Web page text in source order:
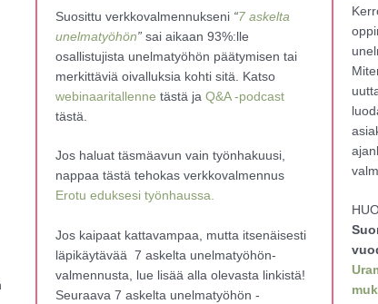
Suosittu verkkovalmennukseni “7 askelta
unelmatyöhön” sai aikaan 93%:lle
osallistujista unelmatyöhön päätymisen tai
merkittäviä oivalluksia kohti sitä. Katso
webinaaritallenne tästä ja Q&A -podcast
tästä.
Jos haluat täsmäavun vain työnhakuusi,
nappaa tästä tehokas verkkovalmennus
Erotu eduksesi työnhaussa.
Jos kaipaat kattavampaa, mutta itsenäisesti
läpikäytävää 7 askelta unelmatyöhön-
valmennusta, lue lisää alla olevasta linkistä!
Seuraava 7 askelta unelmatyöhön -